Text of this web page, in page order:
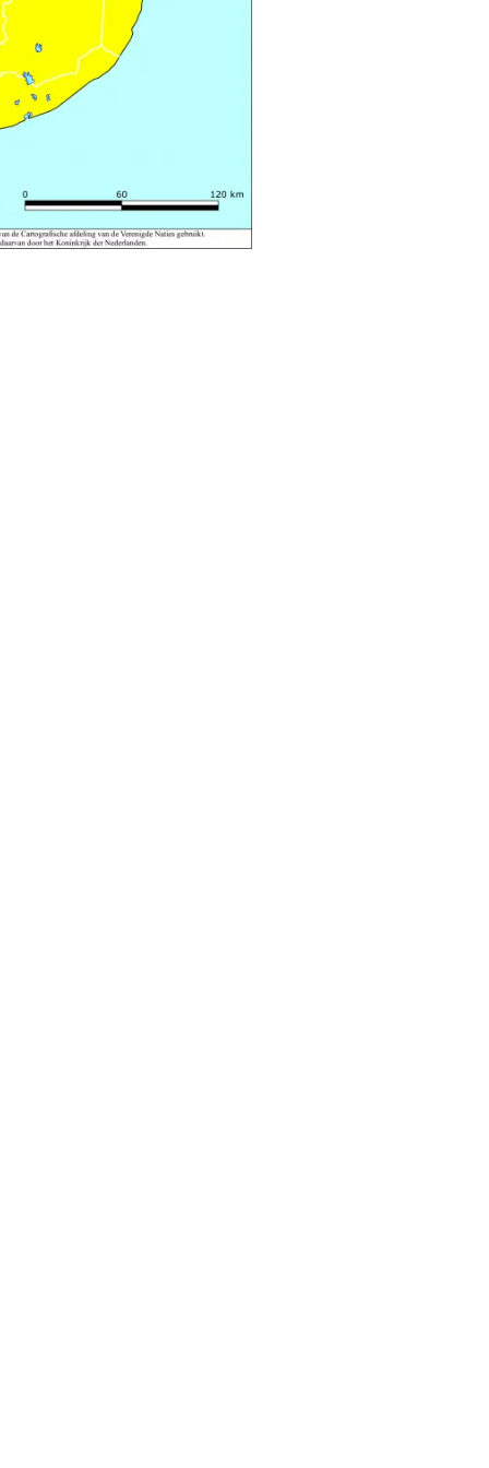
ambassade
bij
niet geldig. U moet een
daarbij uw Nederlandse
van de ANWB.Lees ook
Sri Lanka van de ANWB.